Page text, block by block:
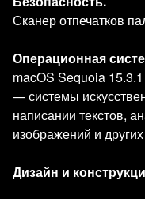
Сканер отпечатков
Операционная
macOS Sequoia
— системы
написании текстов,
изображений и
Дизайн и